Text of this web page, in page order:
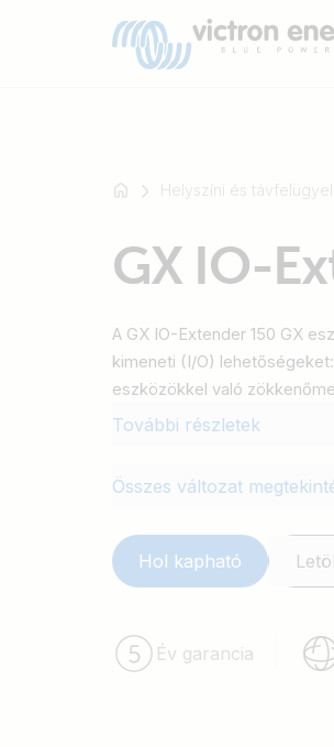
Helyszíni és
GX IO-
A GX IO-Extender 150 GX
kimeneti (I/O)
eszközökkel való
USB-n keresztül
felhasználói felület
További részletek
Összes változat
Hol kapható
Év garancia